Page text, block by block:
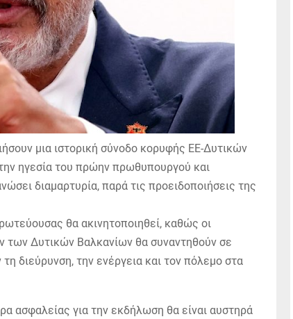
μια ιστορική σύνοδο κορυφής ΕΕ-Δυτικών
ηγεσία του πρώην πρωθυπουργού και
διαμαρτυρία, παρά τις προειδοποιήσεις της
θα ακινητοποιηθεί, καθώς οι
των Δυτικών Βαλκανίων θα συναντηθούν σε
διεύρυνση, την ενέργεια και τον πόλεμο στα
ασφαλείας για την εκδήλωση θα είναι αυστηρά